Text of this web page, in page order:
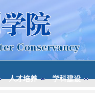
人才培养 学科建设